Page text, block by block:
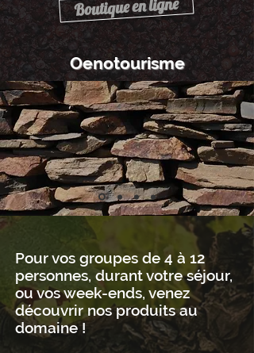
Boutique en ligne
Oenotourisme
Pour vos groupes de 4 à 12
personnes, durant votre séjour,
ou vos week-ends, venez
découvrir nos produits au
domaine !